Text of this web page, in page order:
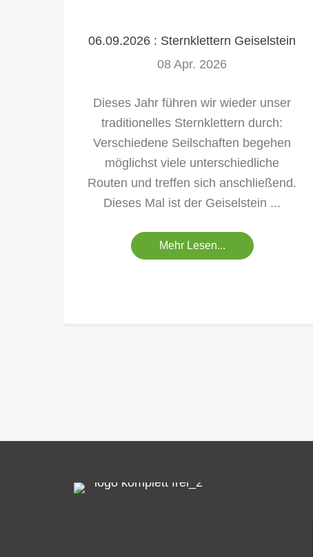
06.09.2026 : Sternklettern Geiselstein
08 Apr. 2026
Dieses Jahr führen wir wieder unser
traditionelles Sternklettern durch:
Verschiedene Seilschaften begehen
möglichst viele unterschiedliche
Routen und treffen sich anschließend.
Dieses Mal ist der Geiselstein ...
Mehr Lesen...